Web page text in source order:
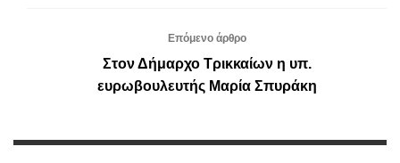
Επόμενο άρθρο
Στον Δήμαρχο Τρικκαίων η υπ.
ευρωβουλευτής Μαρία Σπυράκη